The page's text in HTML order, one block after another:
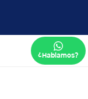
¿Hablamos?